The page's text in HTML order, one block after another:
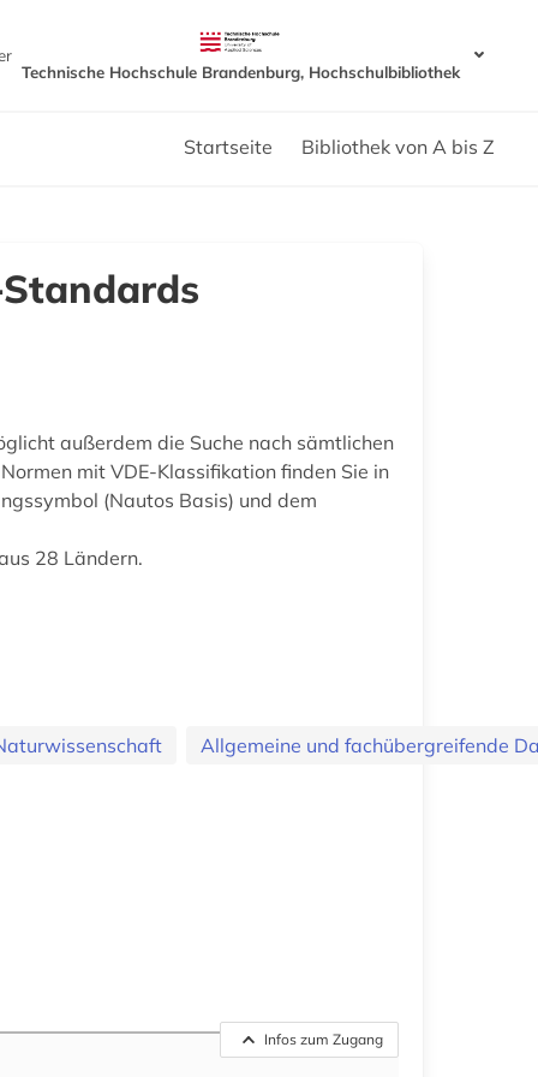
Technische Hochschule Brandenburg, Hochschulbibliothek
Startseite Bibliothek von A bis Z
außerdem die Suche nach sämtlichen
mit VDE-Klassifikation finden Sie in
(Nautos Basis) und dem
28 Ländern.
Allgemeine und fachübergreifende
Infos zum Zugang